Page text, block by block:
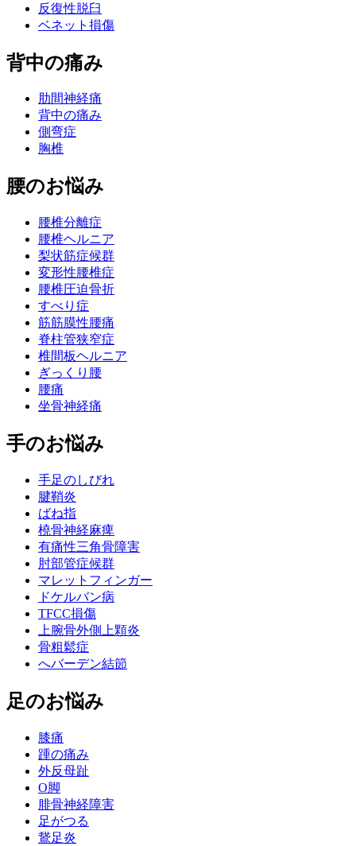
反復性脱臼
ベネット損傷
背中の痛み
肋間神経痛
背中の痛み
側弯症
胸椎
腰のお悩み
腰椎分離症
腰椎ヘルニア
梨状筋症候群
変形性腰椎症
腰椎圧迫骨折
すべり症
筋筋膜性腰痛
脊柱管狭窄症
椎間板ヘルニア
ぎっくり腰
腰痛
坐骨神経痛
手のお悩み
手足のしびれ
腱鞘炎
ばね指
橈骨神経麻痺
有痛性三角骨障害
肘部管症候群
マレットフィンガー
ドケルバン病
TFCC損傷
上腕骨外側上顆炎
骨粗鬆症
へバーデン結節
足のお悩み
膝痛
踵の痛み
外反母趾
О脚
腓骨神経障害
足がつる
鵞足炎